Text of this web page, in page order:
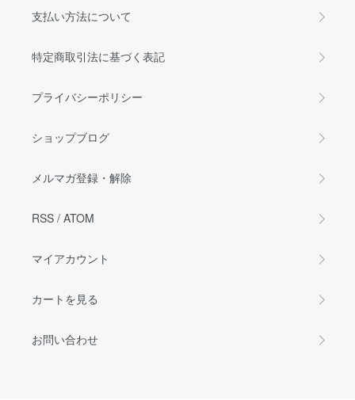
支払い方法について
特定商取引法に基づく表記
プライバシーポリシー
ショップブログ
メルマガ登録・解除
RSS / ATOM
マイアカウント
カートを見る
お問い合わせ